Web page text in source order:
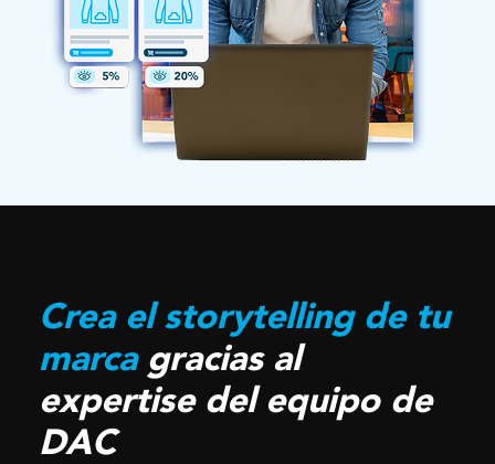
Crea el storytelling de tu
marca gracias al
expertise del equipo de
DAC